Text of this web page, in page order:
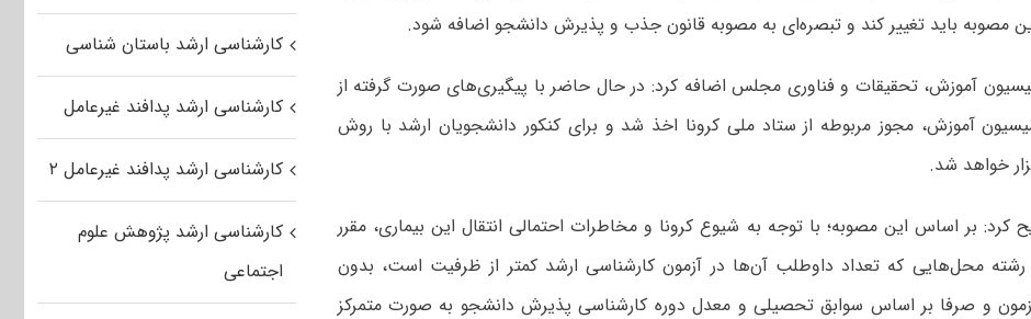
مصوبه باید تغییر کند و تبصره‌ای به مصوبه قانون جذب و پذیرش دانشجو اضافه شود.
رئیس کمیسیون آموزش، تحقیقات و فناوری مجلس اضافه کرد: در حال حاضر با پیگیری‌‎های صورت گرفته از
آموزش، مجوز مربوطه از ستاد ملی کرونا اخذ شد و برای کنکور دانشجویان ارشد با روش
خواهد شد.
کرد: بر اساس این مصوبه؛ با توجه به شیوع کرونا و مخاطرات احتمالی انتقال این بیماری، مقرر
محل‌هایی که تعداد داوطلب آن‌ها در آزمون کارشناسی ارشد کمتر از ظرفیت است، بدون
آزمون و صرفا بر اساس سوابق تحصیلی و معدل دوره کارشناسی پذیرش دانشجو به صورت متمرکز
کارشناسی ارشد باستان شناسی
کارشناسی ارشد پدافند غیرعامل
کارشناسی ارشد پدافند غیرعامل ۲
کارشناسی ارشد پژوهش علوم
اجتماعی